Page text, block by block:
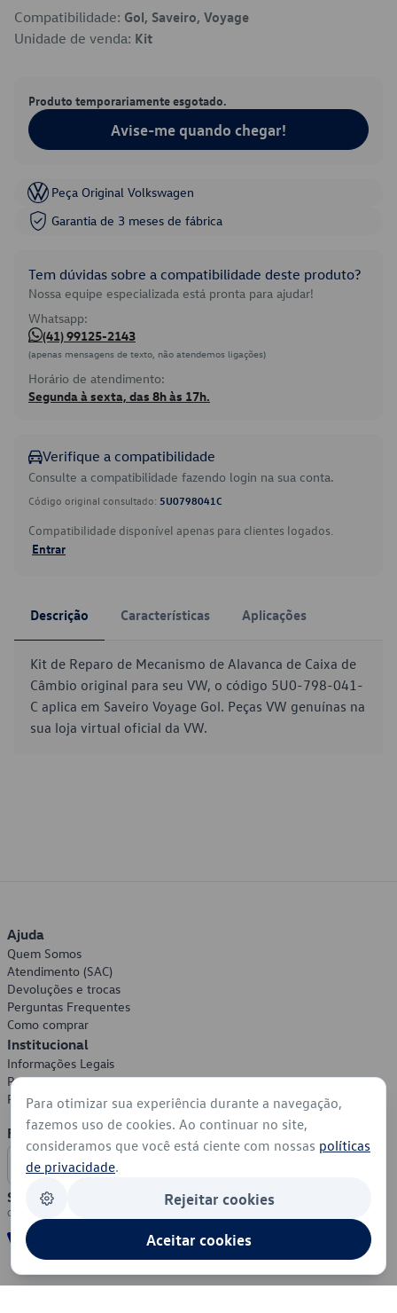
Compatibilidade: Gol, Saveiro, Voyage
Unidade de venda: Kit
Produto temporariamente esgotado.
Avise-me quando chegar!
Peça Original Volkswagen
Garantia de 3 meses de fábrica
Tem dúvidas sobre a compatibilidade deste produto?
Nossa equipe especializada está pronta para ajudar!
Whatsapp:
(41) 99125-2143
(apenas mensagens de texto, não atendemos ligações)
Horário de atendimento:
Segunda à sexta, das 8h às 17h.
Verifique a compatibilidade
Consulte a compatibilidade fazendo login na sua conta.
Código original consultado: 5U0798041C
Compatibilidade disponível apenas para clientes logados.
Entrar
Descrição Características Aplicações
Kit de Reparo de Mecanismo de Alavanca de Caixa de
Câmbio original para seu VW, o código 5U0-798-041-
C aplica em Saveiro Voyage Gol. Peças VW genuínas na
sua loja virtual oficial da VW.
Ajuda
Quem Somos
Atendimento (SAC)
Devoluções e trocas
Perguntas Frequentes
Como comprar
Institucional
Informações Legais
Política de Privacidade
Política de Cookies
Formas de Pagamento
Segurança
Para otimizar sua experiência durante a navegação,
fazemos uso de cookies. Ao continuar no site,
consideramos que você está ciente com nossas políticas
de privacidade.
Rejeitar cookies
Aceitar cookies